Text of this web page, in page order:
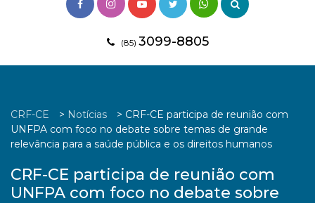
(85) 3099-8805
CRF-CE > Notícias > CRF-CE participa de reunião com
UNFPA com foco no debate sobre temas de grande
relevância para a saúde pública e os direitos humanos
CRF-CE participa de reunião com
UNFPA com foco no debate sobre